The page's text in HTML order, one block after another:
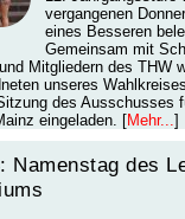
vergangenen
eines Besseren
Gemeinsam mit
Mitgliedern des THW
unseres
des Ausschusses
eingeladen. [Mehr... ]
Namenstag des